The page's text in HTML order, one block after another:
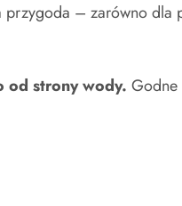
przygoda – zarówno dla
od strony wody. Godne